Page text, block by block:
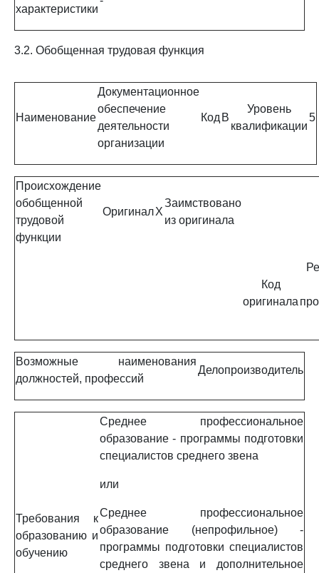
характеристики
3.2. Обобщенная трудовая функция
Наименование
Документационное
обеспечение
деятельности
организации
Код B
Уровень
квалификации
5
Происхождение
обобщенной
трудовой
функции
ОригиналX
Заимствовано
из оригинала
Код
оригинала
Возможные наименования
должностей, профессий
Делопроизводитель
Требования к
образованию и
обучению
Среднее профессиональное
образование - программы подготовки
специалистов среднего звена
или
Среднее профессиональное
образование (непрофильное) -
программы подготовки специалистов
среднего звена и дополнительное